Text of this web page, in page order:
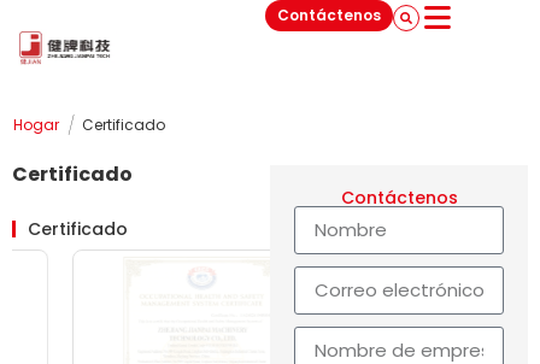
Contáctenos
Hogar / Certificado
Certificado
Certificado
Contáctenos